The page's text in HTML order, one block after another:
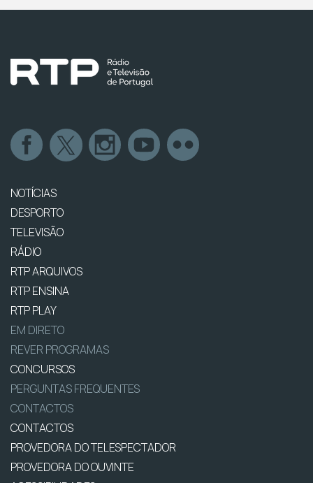
NOTÍCIAS
DESPORTO
TELEVISÃO
RÁDIO
RTP ARQUIVOS
RTP ENSINA
RTP PLAY
EM DIRETO
REVER PROGRAMAS
CONCURSOS
PERGUNTAS FREQUENTES
CONTACTOS
CONTACTOS
PROVEDORA DO TELESPECTADOR
PROVEDORA DO OUVINTE